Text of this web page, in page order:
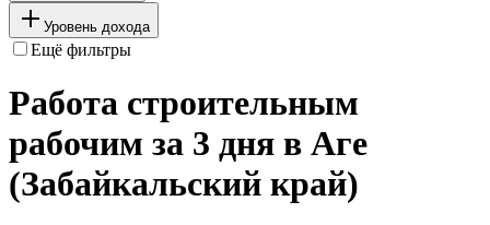
Уровень дохода
Ещё фильтры
Работа строительным
рабочим за 3 дня в Аге
(Забайкальский край)